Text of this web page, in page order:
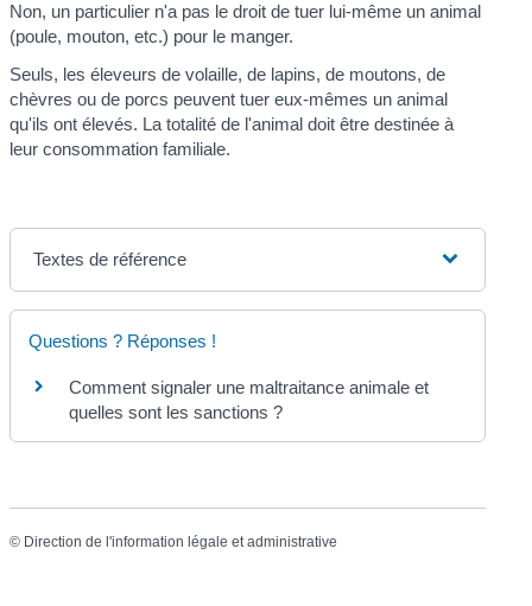
Non, un particulier n'a pas le droit de tuer lui-même un animal
(poule, mouton, etc.) pour le manger.
Seuls, les éleveurs de volaille, de lapins, de moutons, de
chèvres ou de porcs peuvent tuer eux-mêmes un animal
qu'ils ont élevés. La totalité de l'animal doit être destinée à
leur consommation familiale.
Textes de référence
Questions ? Réponses !
Comment signaler une maltraitance animale et
quelles sont les sanctions ?
© Direction de l'information légale et administrative